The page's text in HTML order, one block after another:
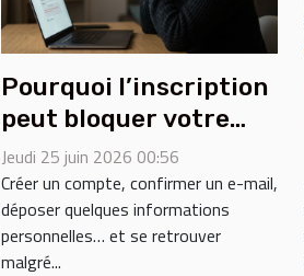
Pourquoi l’inscription
peut bloquer votre
accès aux tests
rémunérés
Jeudi 25 juin 2026 00:56
Créer un compte, confirmer un e-mail,
déposer quelques informations
personnelles… et se retrouver
malgré...